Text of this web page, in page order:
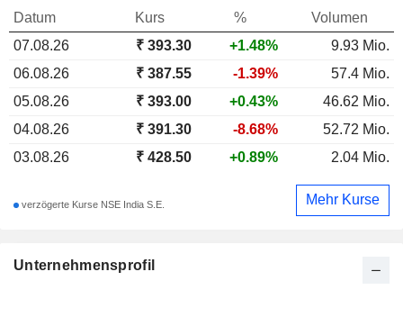
Unternehmensprofil
Datum Kurs %
Volumen
07.08.26
₹ 393.30 +1.48%
9.93 Mio.
06.08.26
₹ 387.55 -1.39%
57.4 Mio.
05.08.26
₹ 393.00 +0.43%
46.62 Mio.
04.08.26
₹ 391.30 -8.68%
52.72 Mio.
03.08.26
₹ 428.50 +0.89% 2.04 Mio.
verzögerte Kurse NSE India S.E. Mehr Kurse